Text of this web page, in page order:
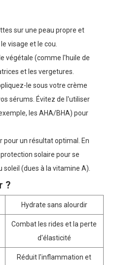
sur une peau propre et
visage et le cou.
végétale (comme l'huile de
et les vergetures.
le sous votre crème
sérums. Évitez de l'utiliser
les AHA/BHA) pour
pour un résultat optimal. En
solaire pour se
(dues à la vitamine A).
?
Hydrate sans alourdir
Combat les rides et la perte
d'élasticité
Réduit l'inflammation et